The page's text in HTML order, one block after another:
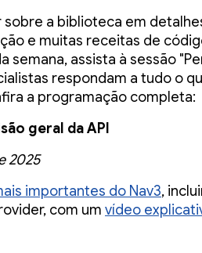
sobre a biblioteca em
e muitas receitas de
semana, assista à sessão
respondam a tudo o
a programação completa:
geral da API
2025
importantes do Nav3,
com um vídeo